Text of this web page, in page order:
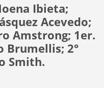
Ibieta;
Acevedo;
Amstrong; 1er.
Brumellis; 2°
Smith.